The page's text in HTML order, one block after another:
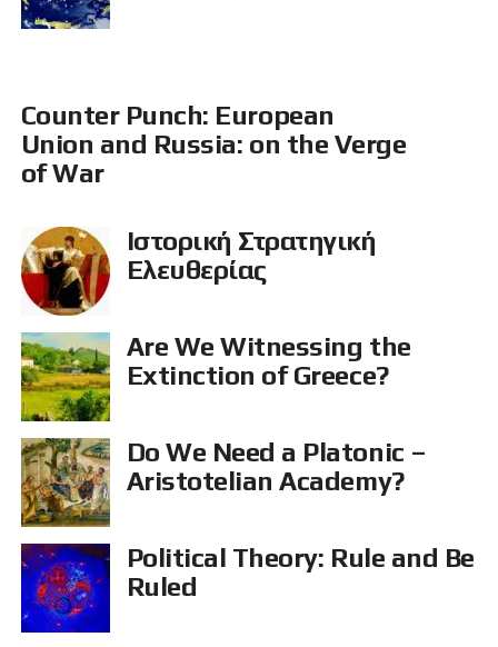
Counter Punch: European
Union and Russia: on the Verge
of War
Ιστορική Στρατηγική
Ελευθερίας
Are We Witnessing the
Extinction of Greece?
Do We Need a Platonic –
Aristotelian Academy?
Political Theory: Rule and Be
Ruled